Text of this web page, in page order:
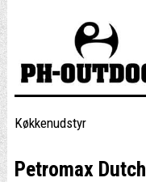
Køkkenudstyr
Petromax